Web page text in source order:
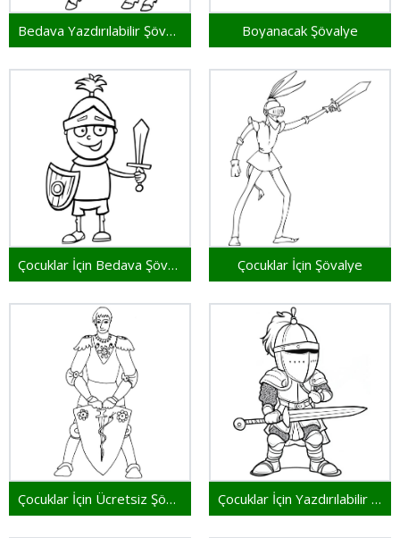
Bedava Yazdırılabilir Şövalye Boyanacak Şövalye
Çocuklar İçin Bedava Şövalye Çocuklar İçin Şövalye
Çocuklar İçin Ücretsiz Şövalye Çocuklar İçin Yazdırılabilir Şövalye Görseli